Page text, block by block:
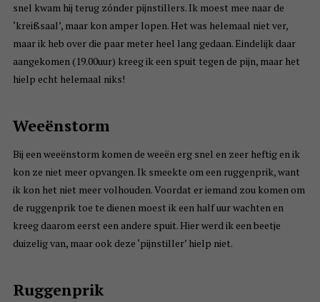
snel kwam hij terug zónder pijnstillers. Ik moest mee naar de
‘kreißsaal’, maar kon amper lopen. Het was helemaal niet ver,
maar ik heb over die paar meter heel lang gedaan. Eindelijk daar
aangekomen (19.00uur) kreeg ik een spuit tegen de pijn, maar het
hielp echt helemaal niks!
Weeënstorm
Bij een weeënstorm komen de weeën erg snel en zeer heftig en ik
kon ze niet meer opvangen. Ik smeekte om een ruggenprik, want
ik kon het niet meer volhouden. Voordat er iemand zou komen om
de ruggenprik toe te dienen moest ik een half uur wachten en
kreeg daarom eerst een andere spuit. Hier werd ik een beetje
duizelig van, maar ook deze ‘pijnstiller’ hielp niet.
Ruggenprik